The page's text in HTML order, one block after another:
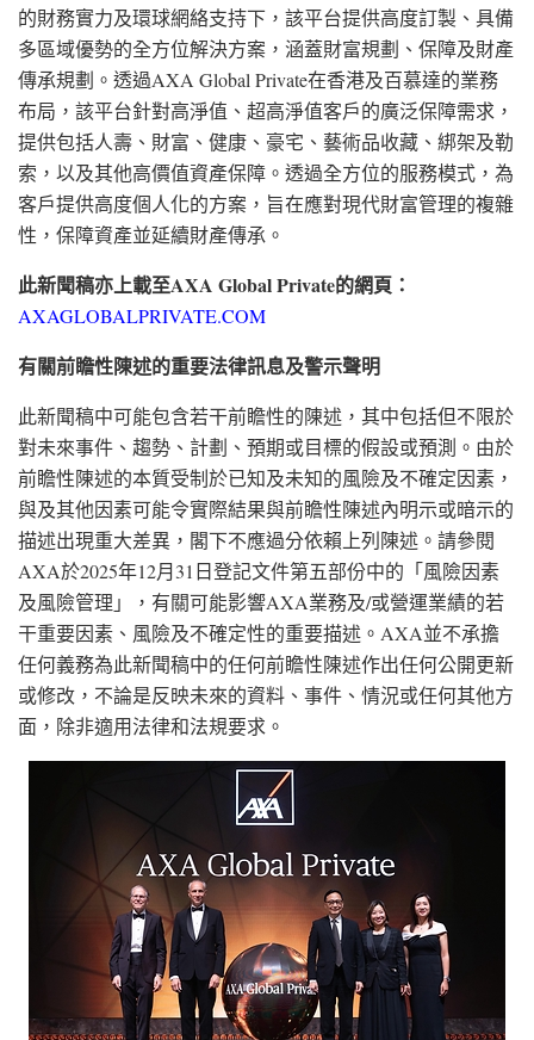
的財務實力及環球網絡支持下，該平台提供高度訂製、具備
多區域優勢的全方位解決方案，涵蓋財富規劃、保障及財產
傳承規劃。透過AXA Global Private在香港及百慕達的業務
布局，該平台針對高淨值、超高淨值客戶的廣泛保障需求，
提供包括人壽、財富、健康、豪宅、藝術品收藏、綁架及勒
索，以及其他高價值資產保障。透過全方位的服務模式，為
客戶提供高度個人化的方案，旨在應對現代財富管理的複雜
性，保障資產並延續財產傳承。
此新聞稿亦上載至AXA Global Private的網頁：
AXAGLOBALPRIVATE.COM
有關前瞻性陳述的重要法律訊息及警示聲明
此新聞稿中可能包含若干前瞻性的陳述，其中包括但不限於
對未來事件、趨勢、計劃、預期或目標的假設或預測。由於
前瞻性陳述的本質受制於已知及未知的風險及不確定因素，
與及其他因素可能令實際結果與前瞻性陳述內明示或暗示的
描述出現重大差異，閣下不應過分依賴上列陳述。請參閱
AXA於2025年12月31日登記文件第五部份中的「風險因素
及風險管理」，有關可能影響AXA業務及/或營運業績的若
干重要因素、風險及不確定性的重要描述。AXA並不承擔
任何義務為此新聞稿中的任何前瞻性陳述作出任何公開更新
或修改，不論是反映未來的資料、事件、情況或任何其他方
面，除非適用法律和法規要求。